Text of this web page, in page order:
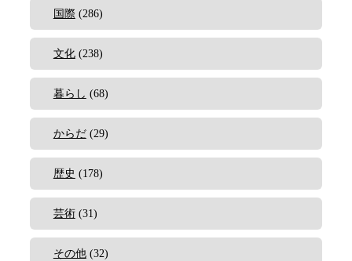
国際 (286)
文化(238)
暮らし (68)
からだ(29)
歴史 (178)
芸術(31)
その他(32)